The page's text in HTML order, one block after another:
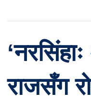
राजसँग